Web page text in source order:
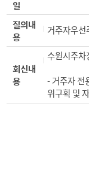
일
질의내
용
거주자우선
회신내
용
수원시주
- 거주자 전
위구획 및